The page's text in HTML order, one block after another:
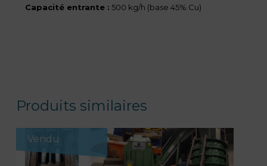
Capacité entrante : 500 kg/h (base 45% Cu)
Produits similaires
Vendu